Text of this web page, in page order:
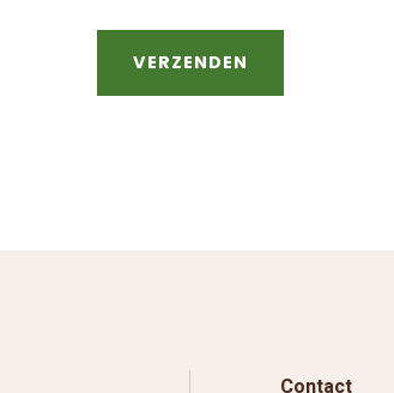
VERZENDEN
Contact